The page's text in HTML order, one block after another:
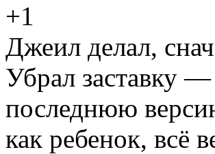
+1
Джеил делал,
Убрал заставку —
последнюю
как ребенок, всё